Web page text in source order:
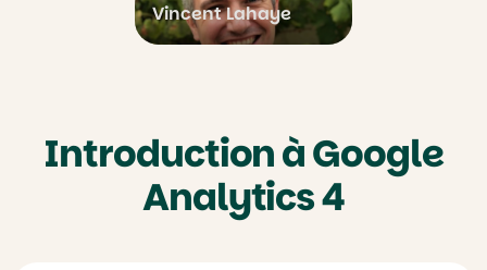
Vincent Lahaye
Introduction à Google
Analytics 4